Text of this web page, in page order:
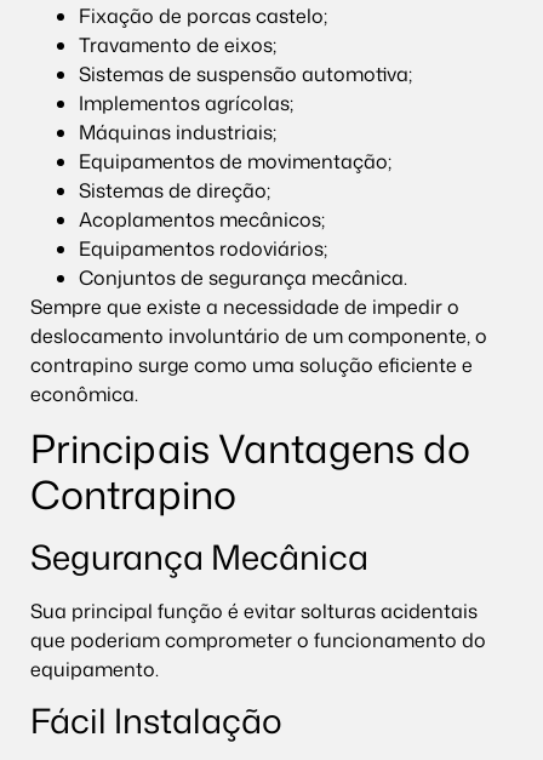
Fixação de porcas castelo;
Travamento de eixos;
Sistemas de suspensão automotiva;
Implementos agrícolas;
Máquinas industriais;
Equipamentos de movimentação;
Sistemas de direção;
Acoplamentos mecânicos;
Equipamentos rodoviários;
Conjuntos de segurança mecânica.
Sempre que existe a necessidade de impedir o
deslocamento involuntário de um componente, o
contrapino surge como uma solução eficiente e
econômica.
Principais Vantagens do
Contrapino
Segurança Mecânica
Sua principal função é evitar solturas acidentais
que poderiam comprometer o funcionamento do
equipamento.
Fácil Instalação